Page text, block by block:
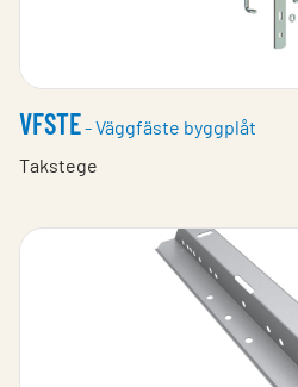
VFSTE- Väggfäste byggplåt
Takstege